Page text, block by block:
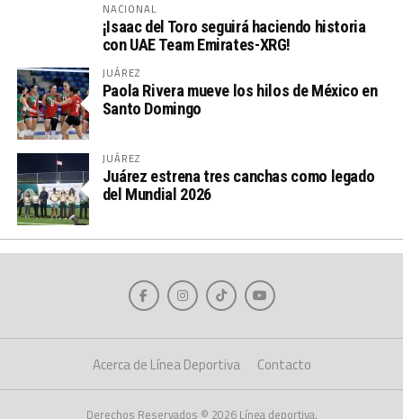
NACIONAL
¡Isaac del Toro seguirá haciendo historia
con UAE Team Emirates-XRG!
JUÁREZ
Paola Rivera mueve los hilos de México en
Santo Domingo
JUÁREZ
Juárez estrena tres canchas como legado
del Mundial 2026
Acerca de Línea Deportiva Contacto
Derechos Reservados © 2026 Línea deportiva.